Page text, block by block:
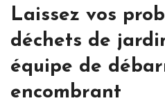
Laissez vos
déchets de
équipe de
encombrant